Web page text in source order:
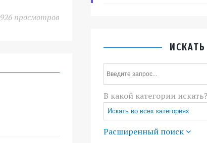
926 просмотров
ИСКАТЬ
В какой категории искать?
Искать во всех категориях
Расширенный поиск